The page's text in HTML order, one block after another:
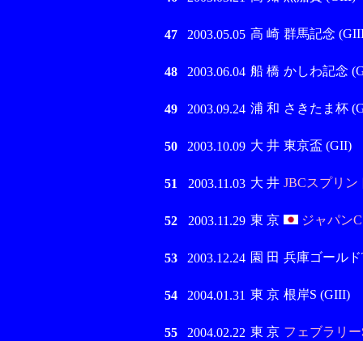
47 2003.05.05 高 崎 群馬記念
48 2003.06.04 船 橋 かしわ記念
49 2003.09.24 浦 和 さきたま杯
50 2003.10.09 大 井 東京盃 (GII)
51 2003.11.03 大 井 JBCスプリン
52 2003.11.29 東 京 ジャパン
53 2003.12.24 園 田 兵庫ゴール
54 2004.01.31 東 京 根岸S (GIII)
55 2004.02.22 東 京 フェブラリー